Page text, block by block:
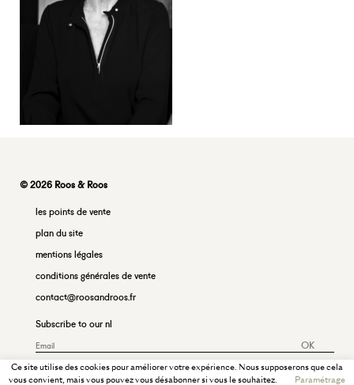
© 2026 Roos & Roos
les points de vente
plan du site
mentions légales
conditions générales de vente
contact@roosandroos.fr
Subscribe to our nl
OK
Ce site utilise des cookies pour améliorer votre expérience. Nous supposerons que cela
vous convient, mais vous pouvez vous désabonner si vous le souhaitez.
Paramétrage